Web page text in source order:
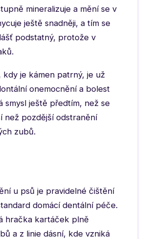
mineralizuje a mění se v
ještě snadněji, a tím se
podstatný, protože v
je kámen patrný, je už
onemocnění a bolest
smysl ještě předtím, než se
než pozdější odstranění
zubů.
u psů je pravidelné čištění
domácí dentální péče.
hračka kartáček plně
a z linie dásní, kde vzniká